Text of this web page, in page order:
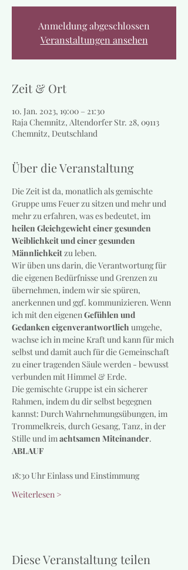
Anmeldung abgeschlossen
Veranstaltungen ansehen
Zeit & Ort
10. Jan. 2023, 19:00 – 21:30
Raja Chemnitz, Altendorfer Str. 28, 09113
Chemnitz, Deutschland
Über die Veranstaltung
Die Zeit ist da, monatlich als gemischte
Gruppe ums Feuer zu sitzen und mehr und
mehr zu erfahren, was es bedeutet, im
heilen Gleichgewicht einer gesunden
Weiblichkeit und einer gesunden
Männlichkeit zu leben.
Wir üben uns darin, die Verantwortung für
die eigenen Bedürfnisse und Grenzen zu
übernehmen, indem wir sie spüren,
anerkennen und ggf. kommunizieren. Wenn
ich mit den eigenen Gefühlen und
Gedanken eigenverantwortlich umgehe,
wachse ich in meine Kraft und kann für mich
selbst und damit auch für die Gemeinschaft
zu einer tragenden Säule werden - bewusst
verbunden mit Himmel & Erde.
Die gemischte Gruppe ist ein sicherer
Rahmen, indem du dir selbst begegnen
kannst: Durch Wahrnehmungsübungen, im
Trommelkreis, durch Gesang, Tanz, in der
Stille und im achtsamen Miteinander.
ABLAUF
18:30 Uhr Einlass und Einstimmung
Weiterlesen >
Diese Veranstaltung teilen